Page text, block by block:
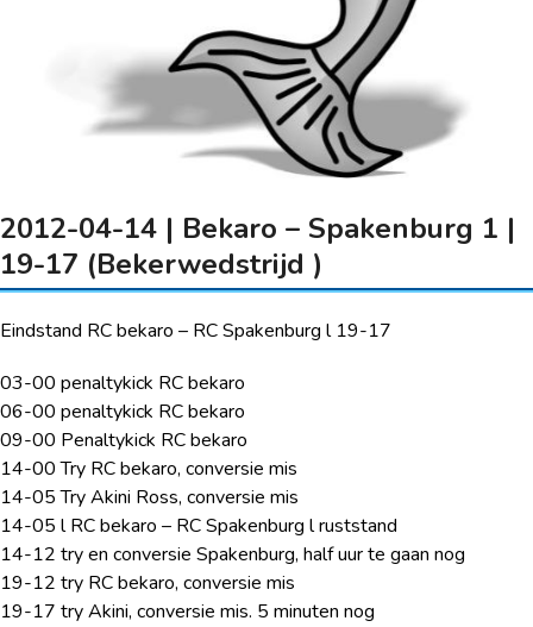
2012-04-14 | Bekaro – Spakenburg 1 |
19-17 (Bekerwedstrijd )
Eindstand RC bekaro – RC Spakenburg l 19-17
03-00 penaltykick RC bekaro
06-00 penaltykick RC bekaro
09-00 Penaltykick RC bekaro
14-00 Try RC bekaro, conversie mis
14-05 Try Akini Ross, conversie mis
14-05 l RC bekaro – RC Spakenburg l ruststand
14-12 try en conversie Spakenburg, half uur te gaan nog
19-12 try RC bekaro, conversie mis
19-17 try Akini, conversie mis. 5 minuten nog